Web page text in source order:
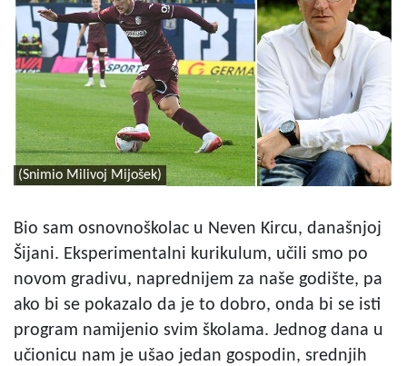
(Snimio Milivoj Mijošek)
Bio sam osnovnoškolac u Neven Kircu, današnjoj
Šijani. Eksperimentalni kurikulum, učili smo po
novom gradivu, naprednijem za naše godište, pa
ako bi se pokazalo da je to dobro, onda bi se isti
program namijenio svim školama. Jednog dana u
učionicu nam je ušao jedan gospodin, srednjih